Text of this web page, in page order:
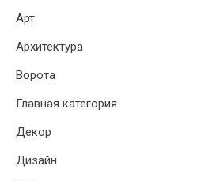
Арт
Архитектура
Ворота
Главная категория
Декор
Дизайн